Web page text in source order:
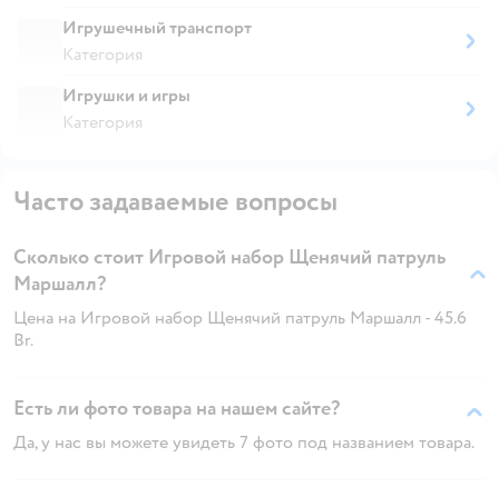
Игрушечный транспорт
Категория
Игрушки и игры
Категория
Часто задаваемые вопросы
Сколько стоит Игровой набор Щенячий патруль
Маршалл?
Цена на Игровой набор Щенячий патруль Маршалл - 45.6
Br.
Есть ли фото товара на нашем сайте?
Да, у нас вы можете увидеть 7 фото под названием товара.